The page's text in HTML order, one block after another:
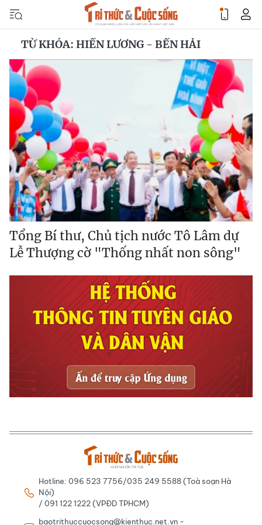
TỪ KHÓA: HIỀN LƯƠNG - BẾN HẢI
Tổng Bí thư, Chủ tịch nước Tô Lâm dự
Lễ Thượng cờ "Thống nhất non sông"
Hotline: 096 523 7756/035 249 5588 (Toà soạn Hà
Nội)
/ 091 122 1222 (VPĐD TPHCM)
baotrithuccuocsong@kienthuc.net.vn -